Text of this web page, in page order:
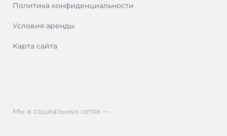
Политика конфиденциальности
Условия аренды
Карта сайта
Мы в социальных сетях —